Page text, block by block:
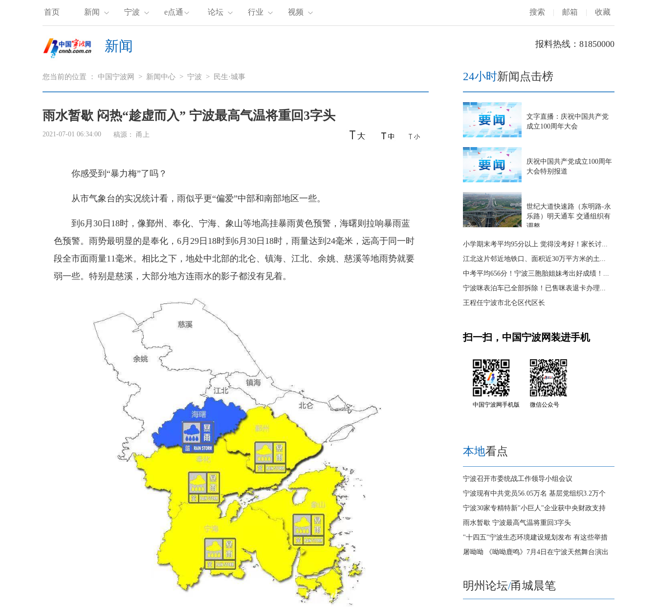
首页 新闻 宁波 e点通 论坛 行业 视频 搜索 | 邮箱 | 收藏
新闻 报料热线：81850000
您当前的位置 ： 中国宁波网 > 新闻中心 > 宁波 > 民生·城事
雨水暂歇 闷热“趁虚而入” 宁波最高气温将重回3字头
2021-07-01 06:34:00 稿源： 甬上
你感受到“暴力梅”了吗？
从市气象台的实况统计看，雨似乎更“偏爱”中部和南部地区一些。
到6月30日18时，像鄞州、奉化、宁海、象山等地高挂暴雨黄色预警，海曙则拉响暴雨蓝
色预警。雨势最明显的是奉化，6月29日18时到6月30日18时，雨量达到24毫米，远高于同一时
段全市面雨量11毫米。 相比之下，地处中北部的北仑、镇海、江北、余姚、慈溪等地雨势就要
弱一些。特别是慈溪，大部分地方连雨水的影子都没有见着。
24小时新闻点击榜
文字直播：庆祝中国共产党
成立100周年大会
庆祝中国共产党成立100周年
大会特别报道
世纪大道快速路（东明路-永
乐路）明天通车 交通组织有
调整
小学期末考平均95分以上 觉得没考好！家长讨...
江北这片邻近地铁口、面积近30万平方米的土...
中考平均656分！宁波三胞胎姐妹考出好成绩！...
宁波咪表泊车已全部拆除！已售咪表退卡办理...
王程任宁波市北仑区代区长
扫一扫，中国宁波网装进手机
中国宁波网手机版 微信公众号
本地看点
宁波召开市委统战工作领导小组会议
宁波现有中共党员56.05万名 基层党组织3.2万个
宁波30家专精特新"小巨人"企业获中央财政支持
雨水暂歇 宁波最高气温将重回3字头
"十四五"宁波生态环境建设规划发布 有这些举措
屠呦呦 《呦呦鹿鸣》7月4日在宁波天然舞台演出
明州论坛/甬城晨笔